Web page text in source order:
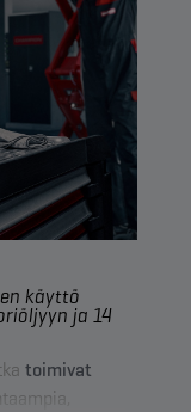
käyttö
ja 14
toimivat